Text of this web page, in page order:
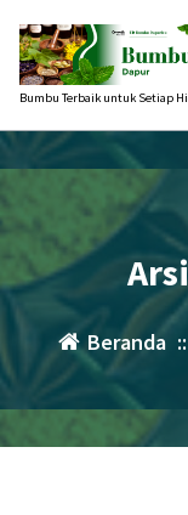
konten
Bumbu Terbaik untuk Setiap
Beranda ::